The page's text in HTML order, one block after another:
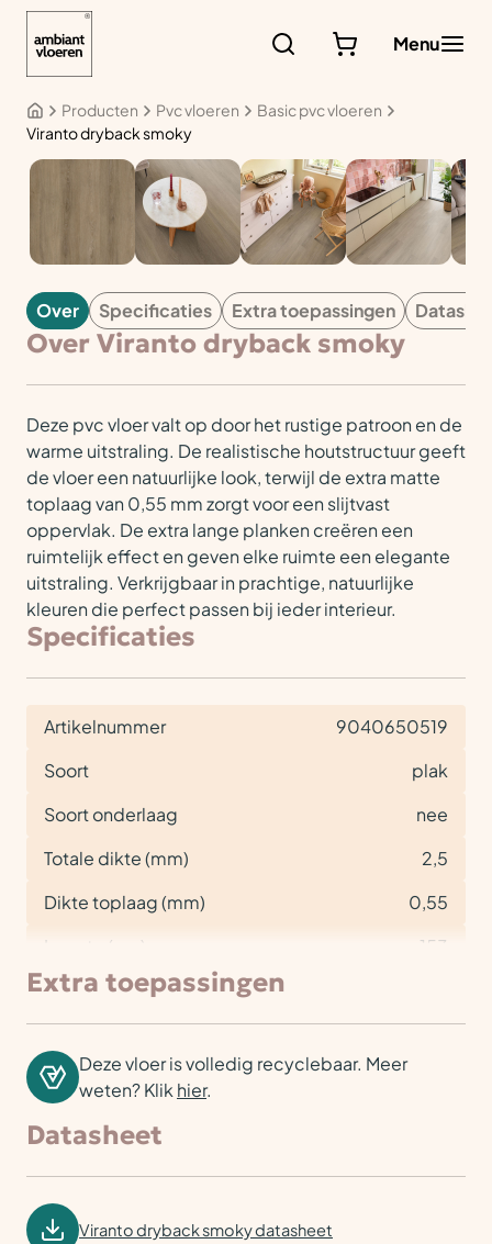
Menu
Producten Pvc vloeren
Basic pvc vloeren
Viranto dryback smoky
Over Specificaties Extra toepassingen
Over Viranto dryback smoky
Deze pvc vloer valt op door het rustige patroon en de
warme uitstraling. De realistische houtstructuur geeft
de vloer een natuurlijke look, terwijl de extra matte
toplaag van 0,55 mm zorgt voor een slijtvast
oppervlak. De extra lange planken creëren een
ruimtelijk effect en geven elke ruimte een elegante
uitstraling. Verkrijgbaar in prachtige, natuurlijke
kleuren die perfect passen bij ieder interieur.
Specificaties
Artikelnummer
9040650519
Soort
plak
Soort onderlaag
nee
Totale dikte (mm)
2,5
Dikte toplaag (mm)
0,55
Lengte (cm)
153
Extra toepassingen
Deze vloer is volledig recyclebaar. Meer
weten? Klik hier.
Datasheet
Viranto dryback smoky datasheet